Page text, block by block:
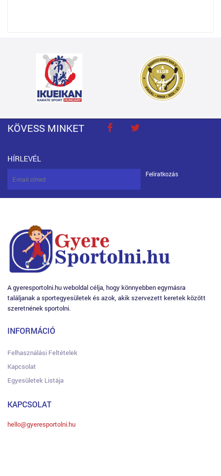
KÖVESS MINKET
HÍRLEVÉL
Feliratkozás
A gyeresportolni.hu weboldal célja, hogy könnyebben egymásra
találjanak a sportegyesületek és azok, akik szervezett keretek között
szeretnének sportolni.
INFORMÁCIÓ
Felhasználási Feltételek
Kapcsolat
Egyesületek Listája
KAPCSOLAT
hello@gyeresportolni.hu